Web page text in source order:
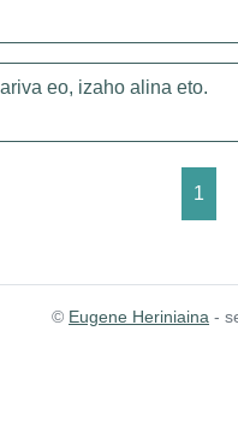
eo, izaho alina eto.
1
© Eugene Heriniaina -